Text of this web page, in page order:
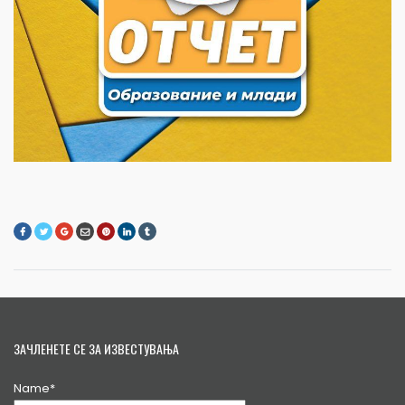
ЗАЧЛЕНЕТЕ СЕ ЗА ИЗВЕСТУВАЊА
Name*